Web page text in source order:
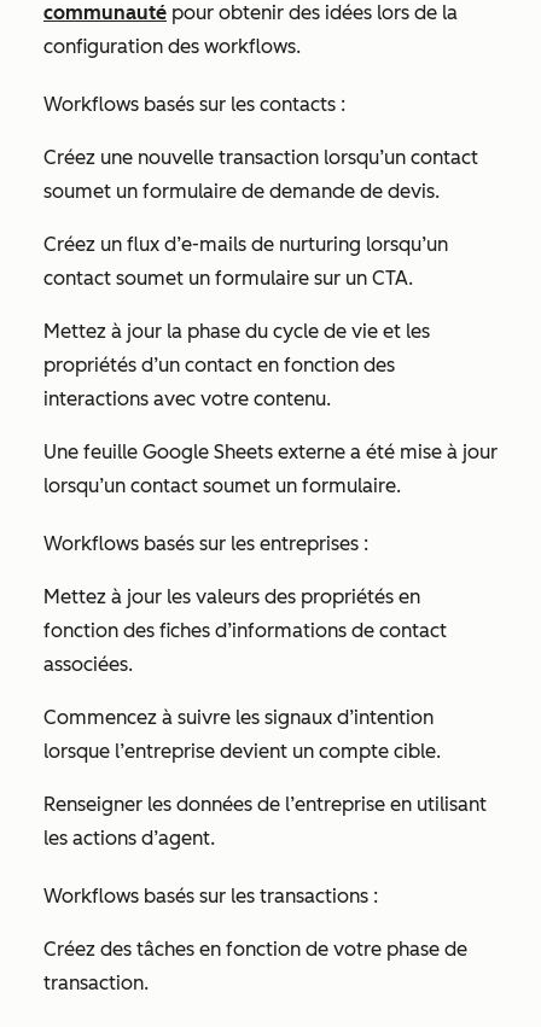
communauté pour obtenir des idées lors de la
configuration des workflows.
Workflows basés sur les contacts :
Créez une nouvelle transaction lorsqu’un contact
soumet un formulaire de demande de devis.
Créez un flux d’e-mails de nurturing lorsqu’un
contact soumet un formulaire sur un CTA.
Mettez à jour la phase du cycle de vie et les
propriétés d’un contact en fonction des
interactions avec votre contenu.
Une feuille Google Sheets externe a été mise à jour
lorsqu’un contact soumet un formulaire.
Workflows basés sur les entreprises :
Mettez à jour les valeurs des propriétés en
fonction des fiches d’informations de contact
associées.
Commencez à suivre les signaux d’intention
lorsque l’entreprise devient un compte cible.
Renseigner les données de l’entreprise en utilisant
les actions d’agent.
Workflows basés sur les transactions :
Créez des tâches en fonction de votre phase de
transaction.